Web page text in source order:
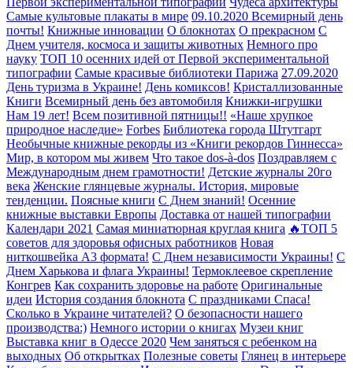
Самые культовые плакаты в мире 09.10.2020 Всемирный день
почты! Книжные инновации О блокнотах О прекрасном С
Днем учителя, космоса и защиты животных Немного про
науку ТОП 10 осенних идей от Первой экспериментальной
типографии Самые красивые библиотеки Парижа 27.09.2020
День туризма в Украине! День комиксов! Кристаллизованные
Книги Всемирный день без автомобиля Книжки-игрушки
Нам 19 лет! Всем позитивной пятницы!! «Наше хрупкое
природное наследие» Forbes Библиотека города Штутгарт
Необычные книжные рекорды из «Книги рекордов Гиннесса»
Мир, в котором мы живем Что такое dos-à-dos Поздравляем с
Международным днем грамотности! Детские журналы 20го
века Женские глянцевые журналы. История, мировые
тенденции. Поясные книги С Днем знаний! Осенние
книжные выставки Европы Доставка от нашей типографии
Календари 2021 Самая миниатюрная круглая книга 🔥ТОП 5
советов для здоровья офисных работников Новая
ниткошвейка А3 формата! С Днем независимости Украины! С
Днем Харькова и флага Украины! Термоклеевое скрепление
Конгрев Как сохранить здоровье на работе Оригинальные
идеи История создания блокнота С праздниками Спаса!
Сколько в Украине читателей? О безопасности нашего
производства:) Немного истории о книгах Музеи книг
Выставка книг в Одессе 2020 Чем заняться с ребенком на
выходных Об открытках Полезные советы Глянец в интерьере